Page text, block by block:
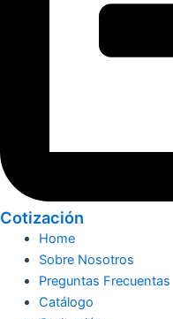
Cotización
Home
Sobre Nosotros
Preguntas Frecuentas
Catálogo